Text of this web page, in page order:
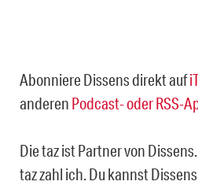
Abonniere Dissens direkt auf
anderen Podcast- oder RSS-
Die taz ist Partner von
taz zahl ich. Du kannst